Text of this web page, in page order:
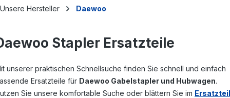
Unsere Hersteller Daewoo
Stapler Ersatzteile
unserer praktischen Schnellsuche finden Sie schnell und einfach
Ersatzteile für Daewoo Gabelstapler und Hubwagen.
Sie unsere komfortable Suche oder blättern Sie im Ersatzteil